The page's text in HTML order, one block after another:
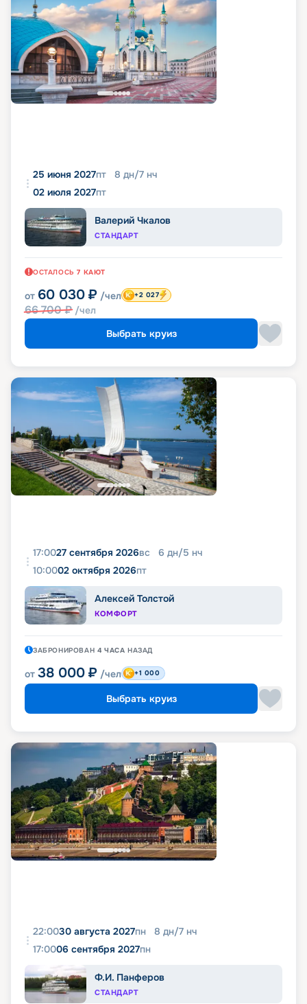
25 июня 2027пт 8 дн/7 нч
02 июля 2027пт
Валерий Чкалов
СТАНДАРТ
ОСТАЛОСЬ 7 КАЮТ
от 60 030 ₽ /чел
66 700₽ /чел
+2 027
Выбрать круиз
17:0027 сентября 2026вс 6 дн/5 нч
10:0002 октября 2026пт
Алексей Толстой
КОМФОРТ
ЗАБРОНИРОВАН 4 ЧАСА НАЗАД
от 38 000 ₽ /чел +1 000
Выбрать круиз
22:0030 августа 2027пн 8 дн/7 нч
17:0006 сентября 2027пн
Ф.И. Панферов
СТАНДАРТ